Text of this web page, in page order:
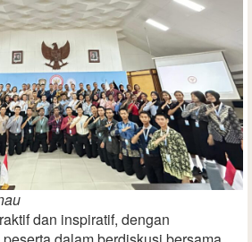
dan inspiratif, dengan